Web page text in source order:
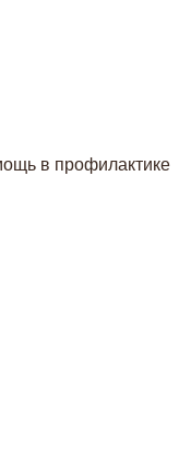
в профилактике